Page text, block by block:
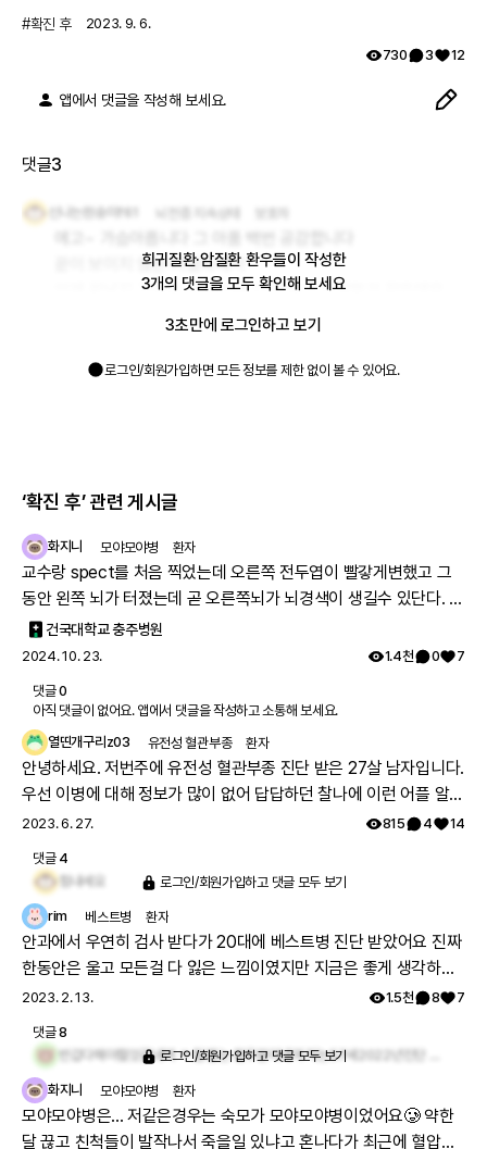
#확진 후
2023. 9. 6.
730
3 12
앱에서 댓글을 작성해 보세요.
댓글3
뇌전증 지속상태
끝이 보이지 않는 터널속에서
언제 끝날지 기약할 수 없기에 더 힘들고 간절할것 같은데요
전 너무 먼 미래를 생각하지 않고 그냥 오늘 하루 하루 함께할
힘내시고 그러다보면 또 좋은 날이 올수도 있을것입니다.
희귀질환·암질환 환우들이 작성한
3개의 댓글을 모두 확인해 보세요
3초만에 로그인하고 보기
로그인/회원가입하면 모든 정보를 제한 없이 볼 수 있어요.
‘확진 후’관련 게시글
화지니 모야모야병 환자
교수랑 spect를 처음 찍었는데 오른쪽 전두엽이 빨갛게변했고 그
동안 왼쪽 뇌가 터졌는데 곧 오른쪽뇌가 뇌경색이 생길수 있단다. 죽
을수있단다. 편안해 지고싶다. spect를 찍었는데 조영제넣는데 구
역감때문에 찍을때 토 최대한 참고 찍었다. 지금은 조영제 는 다 오
꼭 신침이 격렬하게 나온다. 이제이걸로 구역질 하는걸 참을수있다.
참고로 뇌사진은 1년전 입니다.
건국대학교 충주병원
2024. 10. 23. 1.4천 0 7
댓글0
아직 댓글이 없어요. 앱에서 댓글을 작성하고 소통해 보세요.
열띤개구리z03
유전성 혈관부종 환자
안녕하세요. 저번주에 유전성 혈관부종 진단 받은 27살 남자입니다.
우선 이병에 대해 정보가 많이 없어 답답하던 찰나에 이런 어플 알게
되서 좋네요 ㅎㅎ 다름아니라 저는 애초에 배아픈거 설사로 병원 방
문했고 부종 증상은 입술, 얼굴 눈주위 살짝 있고 별로 없습니다. 현
재도 복통은 그냥 항상 달고 사는 것 같아요. 그리고 더워지는 날씨
와 스트레스 때문인건지 최근 어지럼증이 심하고 근육통처럼 몸이
너무 피곤한 느낌이 심한데 이와 같은 증세 있으신분들도 계신가
요??
2023. 6. 27. 815 4 14
댓글 4
힘내세요
로그인/회원가입하고 댓글 모두 보기
rim 베스트병 환자
안과에서 우연히 검사 받다가 20대에 베스트병 진단 받았어요 진짜
한동안은 울고 모든걸 다 잃은 느낌이였지만 지금은 좋게 생각하려
고 노력중입니다 당장 시력을 잃지 않는다는점...그래서 더 많이 좋
은거 보고 열심히 살려고 해요.. 저와같은 희귀난치병인 베스트병을
앓고계신 분들이 계시면 당연 속상하고 눈물만 나겠지만 볼수 있음
에 감사하며 생활하는건 어떨까요ㅎㅎ
2023. 2. 13. 1.5천 8 7
댓글8
로그인/회원가입하고 댓글 모두 보기
화지니 모야모야병 환자
모야모야병은... 저같은경우는 숙모가 모야모야병이었어요🥲 약한
달 끊고 친척들이 발작나서 죽을일 있냐고 혼나다가 최근에 혈압재